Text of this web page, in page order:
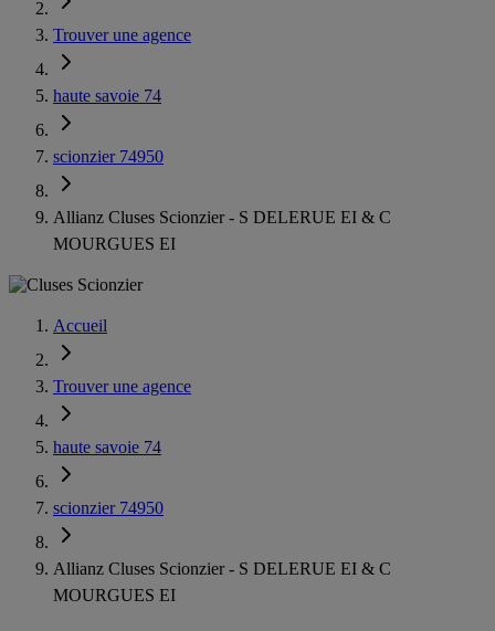
Trouver une agence
haute savoie 74
scionzier 74950
Allianz Cluses Scionzier - S DELERUE EI & C
MOURGUES EI
Accueil
Trouver une agence
haute savoie 74
scionzier 74950
Allianz Cluses Scionzier - S DELERUE EI & C
MOURGUES EI